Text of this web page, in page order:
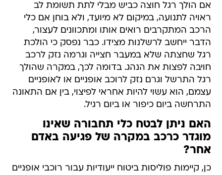
אם הולך רגל חוצה כביש מבלי לתת תשומת לב
ראויה לתנועה, במיקום לא מיועד, ולא בוחן אם כלי
הרכב המתקרבים רואים אותו ומתכוונים לעצור,
הדבר ייחשב לרשלנות מצידו. כבר נפסק כי הולכת
רגל שחצתה שלא במעבר חצייה וגרמה נזק לרכב
חויבה לפצות את הנהג. בדומה לכך, במקרה שהולך
רגל התרשל וגרם נזק לרוכב אופניים או לאופניים
עצמם, הוא עשוי להיות אחראי לפיצוי, בין אם התאונה
התרחשה ביום כיפור או ביום רגיל.
האם ניתן לבטח כלי תחבורה שאינו
מוגדר כרכב במקרה של פגיעה באדם
אחר?
כן, קיימות פוליסות ביטוח ייעודיות עבור רוכבי אופניים